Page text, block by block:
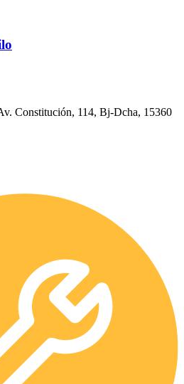
Constitución, 114, Bj-Dcha, 15360